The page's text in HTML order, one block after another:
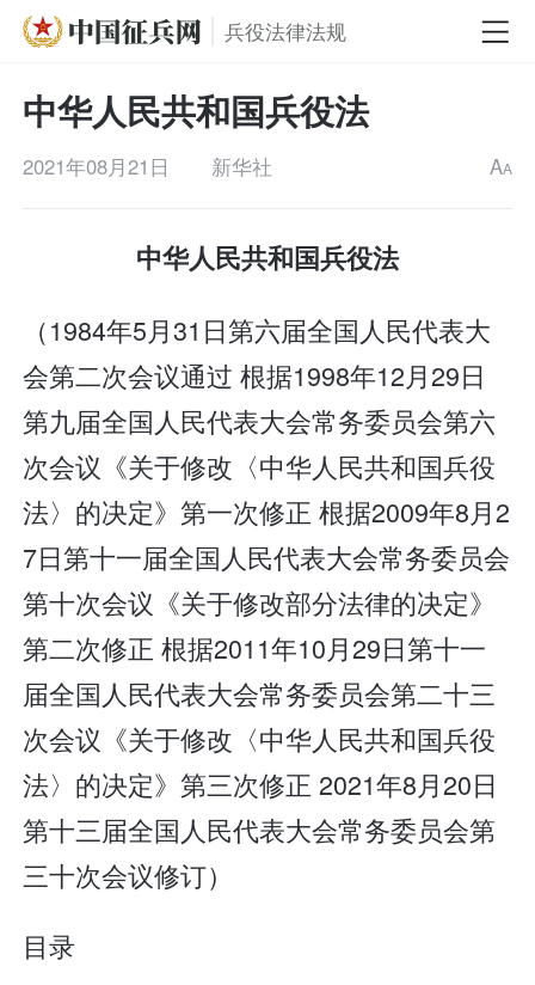
兵役法律法规
中华人民共和国兵役法
2021年08月21日 新华社 AA
中华人民共和国兵役法
（1984年5月31日第六届全国人民代表大
会第二次会议通过 根据1998年12月29日
第九届全国人民代表大会常务委员会第六
次会议《关于修改〈中华人民共和国兵役
法〉的决定》第一次修正 根据2009年8月2
7日第十一届全国人民代表大会常务委员会
第十次会议《关于修改部分法律的决定》
第二次修正 根据2011年10月29日第十一
届全国人民代表大会常务委员会第二十三
次会议《关于修改〈中华人民共和国兵役
法〉的决定》第三次修正 2021年8月20日
第十三届全国人民代表大会常务委员会第
三十次会议修订）
目录